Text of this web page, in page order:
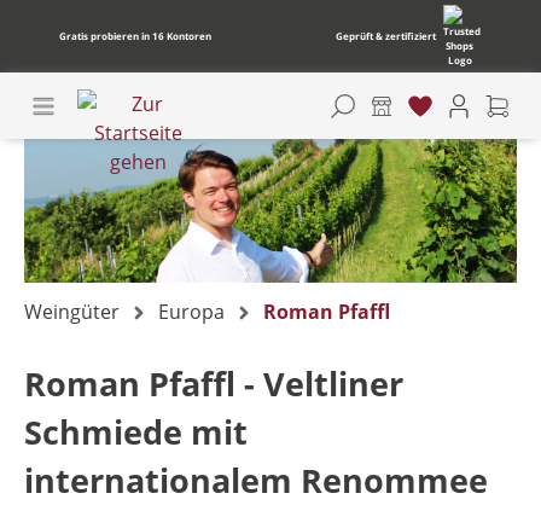
Gratis probieren in 16 Kontoren Geprüft & zertifiziert
Weingüter Europa Roman Pfaffl
Roman Pfaffl - Veltliner
Schmiede mit
internationalem Renommee